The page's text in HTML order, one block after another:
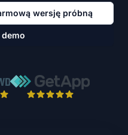
wersję próbną